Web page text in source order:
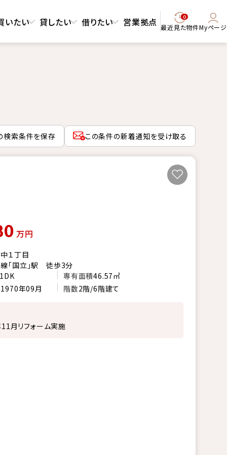
いたい 貸したい 借りたい 営業拠点 0
最近見た物件Myページ
検索条件を保存 この条件の新着通知を受け取る
万円
１丁目
「国立」駅 徒歩3分
1DK 専有面積46.57㎡
1970年09月 階数2階/6階建て
月リフォーム実施